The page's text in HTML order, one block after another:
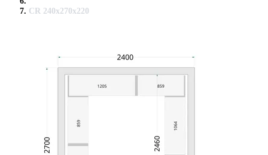
CR 240x270x220